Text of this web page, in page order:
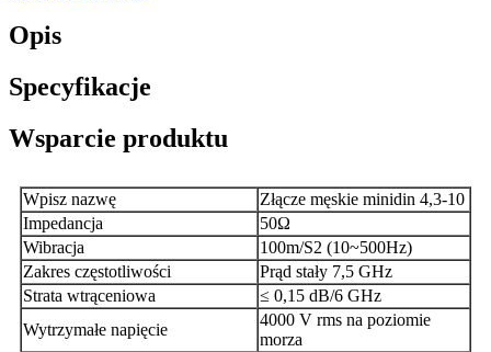
Opis
Specyfikacje
Wsparcie produktu
Wpisz nazwę
Złącze męskie minidin 4,3-10
Impedancja
50Ω
Wibracja
100m/S2 (10~500Hz)
Zakres częstotliwości
Prąd stały 7,5 GHz
Strata wtrąceniowa
≤ 0,15 dB/6 GHz
Wytrzymałe napięcie
4000 V rms na poziomie
morza